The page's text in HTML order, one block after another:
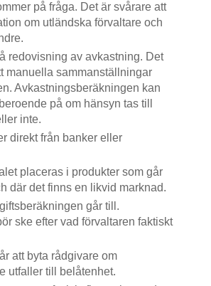
på fråga. Det är svårare att
om utländska förvaltare och
redovisning av avkastning. Det
manuella sammanställningar
Avkastningsberäkningen kan
på om hänsyn tas till
inte.
direkt från banker eller
placeras i produkter som går
där det finns en likvid marknad.
går till.
ske efter vad förvaltaren faktiskt
att byta rådgivare om
utfaller till belåtenhet.